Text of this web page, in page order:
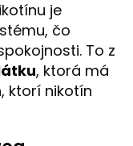
je
čo
To z
, ktorá má
ktorí nikotín